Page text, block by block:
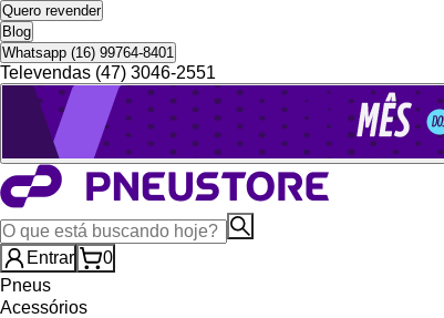
Quero revender
Blog
Whatsapp (16) 99764-8401
Televendas (47) 3046-2551
Entrar
0
Pneus
Acessórios